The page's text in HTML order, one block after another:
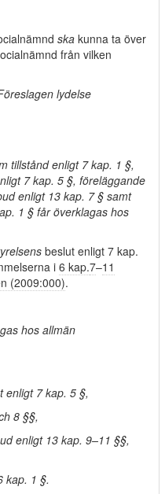
ska kunna ta över
från vilken
lydelse
tillstånd enligt 7 kap. 1 §,
7 kap. 5 §, föreläggande
enligt 13 kap. 7 § samt
1 § får överklagas hos
beslut enligt 7 kap.
i 6 kap.7–11
(2009:000).
hos allmän
enligt 7 kap. 5 §,
8 §§,
enligt 13 kap. 9–11 §§,
kap. 1 §.